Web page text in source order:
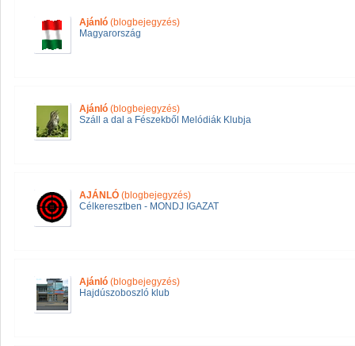
Ajánló (blogbejegyzés)
Magyarország
Ajánló (blogbejegyzés)
Száll a dal a Fészekből Melódiák Klubja
AJÁNLÓ (blogbejegyzés)
Célkeresztben - MONDJ IGAZAT
Ajánló (blogbejegyzés)
Hajdúszoboszló klub